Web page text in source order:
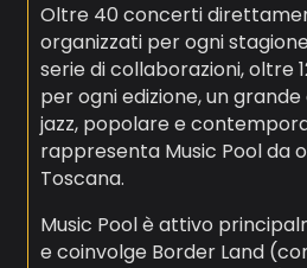
Oltre 40 concerti
organizzati per ogni
serie di collaborazioni, oltre
per ogni edizione, un
jazz, popolare e
rappresenta Music Pool da
Toscana.
Music Pool è attivo
e coinvolge Border Land